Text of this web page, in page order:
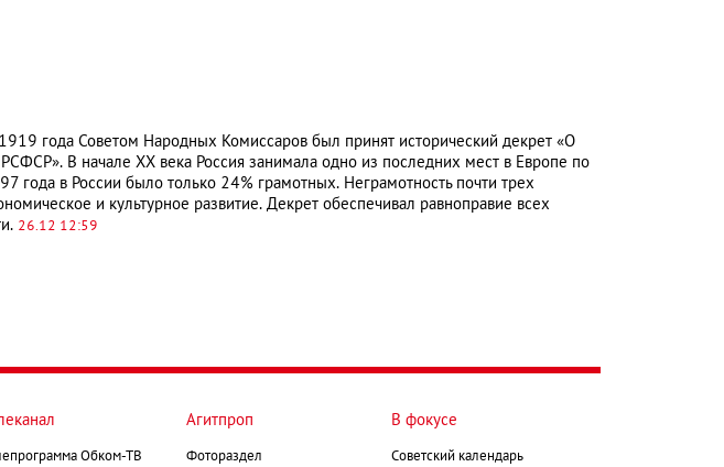
года Советом Народных Комиссаров был принят исторический декрет «О
В начале XX века Россия занимала одно из последних мест в Европе по
года в России было только 24% грамотных. Неграмотность почти трех
и культурное развитие. Декрет обеспечивал равноправие всех
26.12 12:59
Обком-ТВ
Агитпроп
Фотораздел
В фокусе
Советский календарь